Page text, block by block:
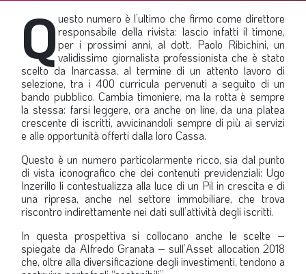
FOCUS
PROFESSIONE
TERZA PAGINA
LE FOTO DEL FIL ROUGE
IN QUESTO NUMERO
SCENARIO ECONOMICO
SPAZIO APERTO
GOVERNANCE
FONDAZIONE
ASSOCIAZIONI
LA VIGNETTA DI EVASIO
Questo numero è l’ultimo che firmo come direttore
responsabile della rivista: lascio infatti il timone,
per i prossimi anni, al dott. Paolo Ribichini, un
validissimo giornalista professionista che è stato
scelto da Inarcassa, al termine di un attento lavoro di
selezione, tra i 400 curricula pervenuti a seguito di un
bando pubblico. Cambia timoniere, ma la rotta è sempre
la stessa: farsi leggere, ora anche on line, da una platea
crescente di iscritti, avvicinandoli sempre di più ai servizi
e alle opportunità offerti dalla loro Cassa.
Questo è un numero particolarmente ricco, sia dal punto
di vista iconografico che dei contenuti previdenziali: Ugo
Inzerillo li contestualizza alla luce di un Pil in crescita e di
una ripresa, anche nel settore immobiliare, che trova
riscontro indirettamente nei dati sull’attività degli iscritti.
In questa prospettiva si collocano anche le scelte –
spiegate da Alfredo Granata – sull’Asset allocation 2018
che, oltre alla diversificazione degli investimenti, tendono a